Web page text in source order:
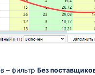
– фильтр Без